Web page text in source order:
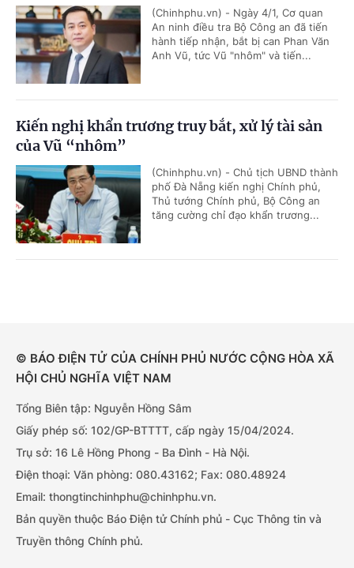
(Chinhphu.vn) - Ngày 4/1, Cơ quan
An ninh điều tra Bộ Công an đã tiến
hành tiếp nhận, bắt bị can Phan Văn
Anh Vũ, tức Vũ "nhôm" và tiến...
Kiến nghị khẩn trương truy bắt, xử lý tài sản
của Vũ “nhôm”
(Chinhphu.vn) - Chủ tịch UBND thành
phố Đà Nẵng kiến nghị Chính phủ,
Thủ tướng Chính phủ, Bộ Công an
tăng cường chỉ đạo khẩn trương...
© BÁO ĐIỆN TỬ CỦA CHÍNH PHỦ NƯỚC CỘNG HÒA XÃ
HỘI CHỦ NGHĨA VIỆT NAM
Tổng Biên tập: Nguyễn Hồng Sâm
Giấy phép số: 102/GP-BTTTT, cấp ngày 15/04/2024.
Trụ sở: 16 Lê Hồng Phong - Ba Đình - Hà Nội.
Điện thoại: Văn phòng: 080.43162; Fax: 080.48924
Email: thongtinchinhphu@chinhphu.vn.
Bản quyền thuộc Báo Điện tử Chính phủ - Cục Thông tin và
Truyền thông Chính phủ.